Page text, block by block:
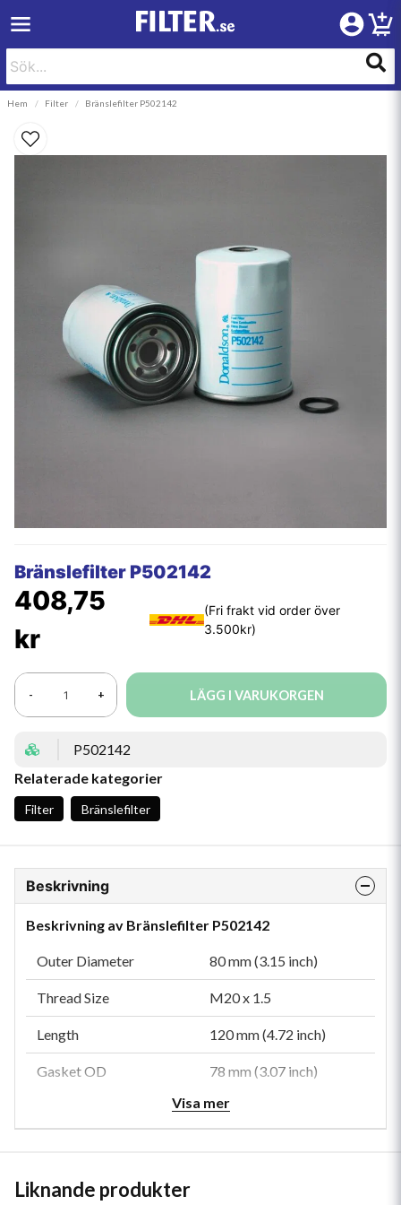
Hem Filter Bränslefilter P502142
Bränslefilter P502142
408,75
kr
- + LÄGG I VARUKORGEN
P502142
Relaterade kategorier
Filter Bränslefilter
Beskrivning
Beskrivning av Bränslefilter P502142
Outer Diameter 80 mm (3.15 inch)
Thread Size M20 x 1.5
Length 120 mm (4.72 inch)
Gasket OD 78 mm (3.07 inch)
63 mm (2.48 inch)
Efficiency Test Std
Visa mer
Liknande produkter